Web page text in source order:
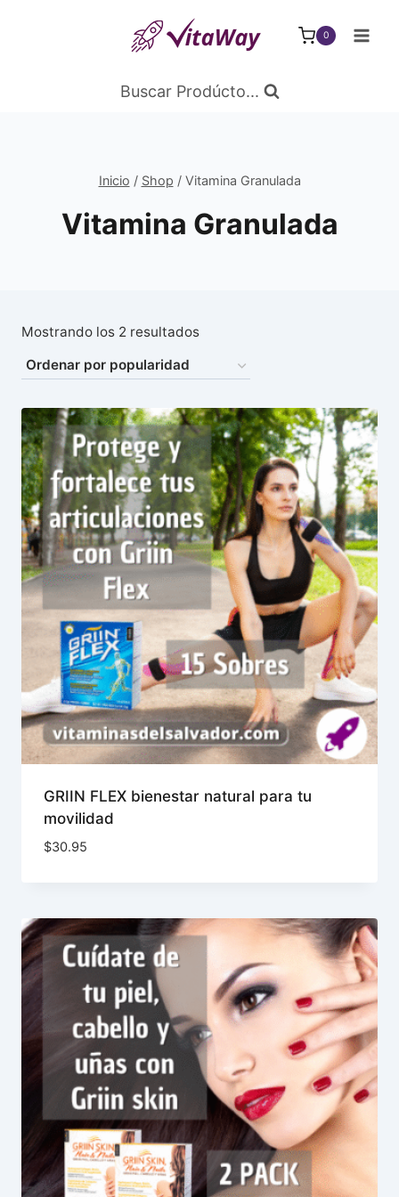
0
Buscar Prodúcto...
Inicio / Shop / Vitamina Granulada
Vitamina Granulada
Mostrando los 2 resultadosOrdenado
popularidad
GRIIN FLEX bienestar natural para tu
movilidad
$30.95